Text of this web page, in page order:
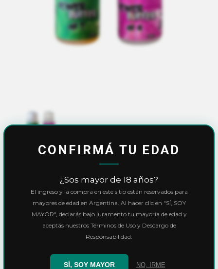
Power Buffer pH 4 y pH 7 50 mL
Power Buffer pH 4 y
pH 7 50 mL
$7.600,00
CONFIRMÁ TU EDAD
¿Sos mayor de 18 años?
El ingreso y la compra en este sitio están reservados para
mayores de edad en Argentina. Al hacer clic en "SÍ, SOY
MAYOR", declarás bajo juramento tu mayoría de edad y
aceptás nuestros Términos de Uso y Descargo de
Responsabilidad.
SÍ, SOY MAYOR NO, IRME